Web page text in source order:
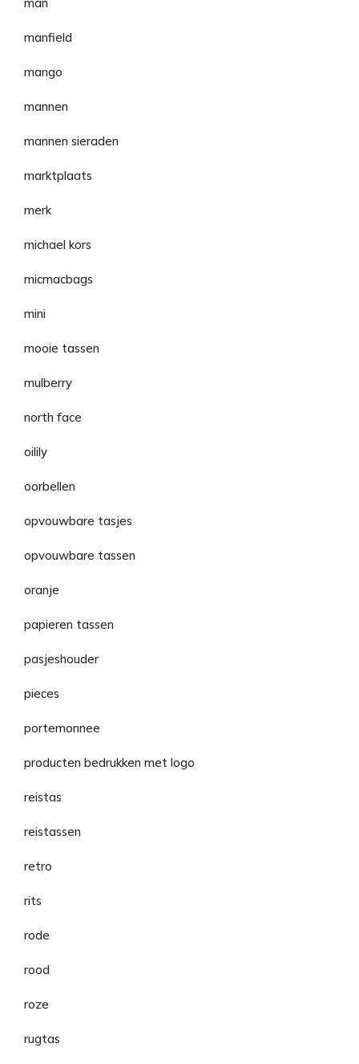
manfield
mango
mannen
mannen sieraden
marktplaats
merk
michael kors
micmacbags
mini
mooie tassen
mulberry
north face
oilily
oorbellen
opvouwbare tasjes
opvouwbare tassen
oranje
papieren tassen
pasjeshouder
pieces
portemonnee
producten bedrukken met logo
reistas
reistassen
retro
rits
rode
rood
roze
rugtas